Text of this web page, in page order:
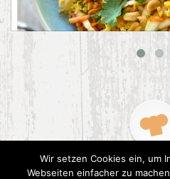
Asiatischer
Wir setzen Cookies ein, um
Webseiten einfacher zu